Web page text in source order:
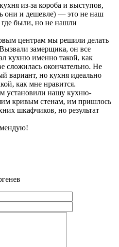
из-за короба и выступов,
они и дешевле) — это не наш
были, но не нашли
центрам мы решили делать
замерщика, он все
кухню именно такой, как
сложилась окончательно. Не
вариант, но кухня идеально
как мне нравится.
установили нашу кухню-
кривым стенам, им пришлось
шкафчиков, но результат